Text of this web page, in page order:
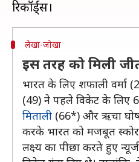
लेखा-जोखा
इस तरह को मिली
भारत के लिए शफाली वर्मा
(49) ने पहले विकेट के लिए
मिताली (66*) और ऋचा
करके भारत को मजबूत
लक्ष्य का पीछा करते हुए